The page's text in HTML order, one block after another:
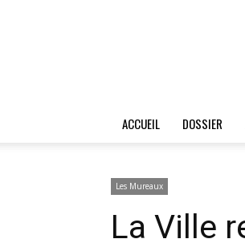
ACCUEIL DOSSIER
Les Mureaux
La Ville